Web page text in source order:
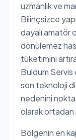
uzmanlık ve
Bilinçsizce
dayalı amatör
dönülemez
tüketimini
Buldum Servis
son teknoloji
nedenini nokta
olarak ortadan
Bölgenin en